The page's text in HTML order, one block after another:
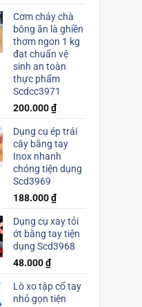
Cơm cháy chà
bông ăn là ghiền
thơm ngon 1 kg
đạt chuẩn vệ
sinh an toàn
thực phẩm
Scdcc3971
200.000₫
Dụng cụ ép trái
cây bằng tay
Inox nhanh
chóng tiện dụng
Scd3969
188.000₫
Dụng cụ xay tỏi
ớt bằng tay tiện
dụng Scd3968
48.000₫
Lò xo tập cổ tay
nhỏ gọn tiện